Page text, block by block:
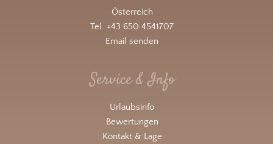
Österreich
Tel. +43 650 4541707
Email senden
Service & Info
Urlaubsinfo
Bewertungen
Kontakt & Lage